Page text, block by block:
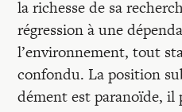
la richesse de sa
régression à une
l’environnement, tout
confondu. La position
dément est paranoïde,